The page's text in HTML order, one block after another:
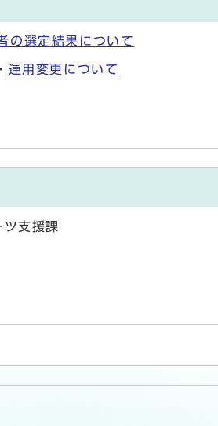
の選定結果について
運用変更について
支援課